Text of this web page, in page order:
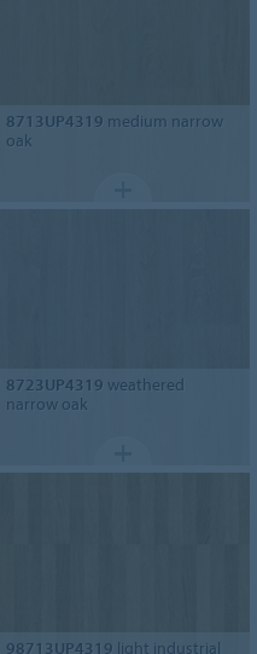
8713UP4319 medium narrow
oak
8723UP4319 weathered
narrow oak
98713UP4319 light industrial